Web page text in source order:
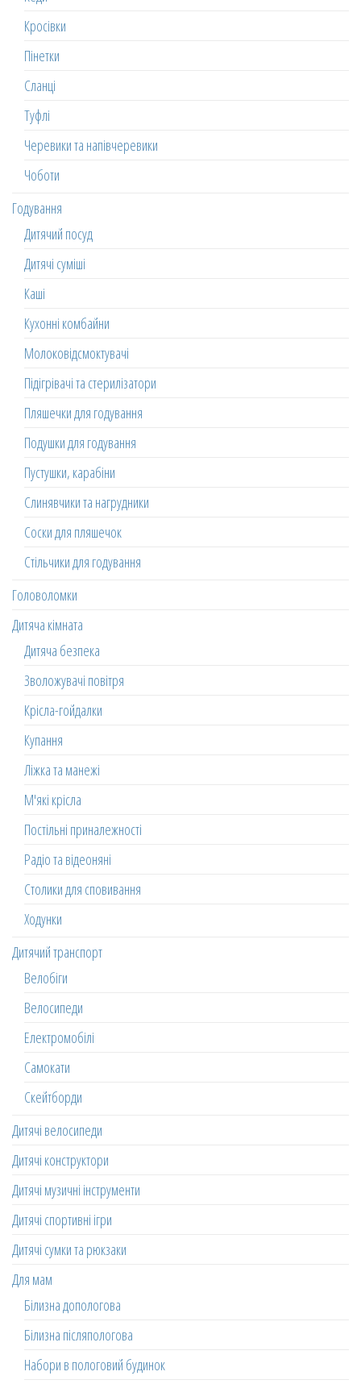
Кросівки
Пінетки
Сланці
Туфлі
Черевики та напівчеревики
Чоботи
Годування
Дитячий посуд
Дитячі суміші
Каші
Кухонні комбайни
Молоковідсмоктувачі
Підігрівачі та стерилізатори
Пляшечки для годування
Подушки для годування
Пустушки, карабіни
Слинявчики та нагрудники
Соски для пляшечок
Стільчики для годування
Головоломки
Дитяча кімната
Дитяча безпека
Зволожувачі повітря
Крісла-гойдалки
Купання
Ліжка та манежі
М'які крісла
Постільні приналежності
Радіо та відеоняні
Столики для сповивання
Ходунки
Дитячий транспорт
Велобіги
Велосипеди
Електромобілі
Самокати
Скейтборди
Дитячі велосипеди
Дитячі конструктори
Дитячі музичні інструменти
Дитячі спортивні ігри
Дитячі сумки та рюкзаки
Для мам
Білизна допологова
Білизна післяпологова
Набори в пологовий будинок